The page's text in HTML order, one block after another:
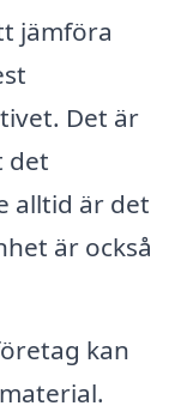
jämföra
Det är
det
alltid är det
är också
kan